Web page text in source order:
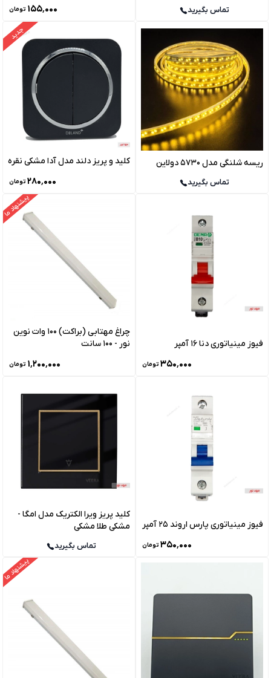
تماس بگیرید ۱۵۵٬۰۰۰ تومان
ریسه شلنگی مدل 5730 دولاین
تماس بگیرید
جدید
کلید و پریز دلند مدل آدا مشکی نقره
۲۸۰٬۰۰۰ تومان
فیوز مینیاتوری دنا 16 آمپر
۳۵۰٬۰۰۰ تومان
پیشنهاد ما
چراغ مهتابی (براکت) 100 وات نوین
نور - 100 سانت
۱٬۲۰۰٬۰۰۰ تومان
فیوز مینیاتوری پارس اروند 25 آمپر
۳۵۰٬۰۰۰ تومان
کلید پریز ویرا الکتریک مدل امگا -
مشکی طلا مشکی
تماس بگیرید
پیشنهاد ما